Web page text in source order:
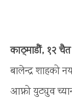
काठ्माडौं, १२
बालेन्द्र शाहको
आफ्नो युट्युव